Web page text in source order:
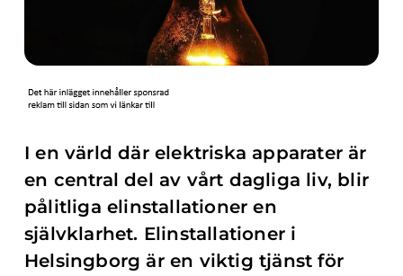
I en värld där elektriska apparater är
en central del av vårt dagliga liv, blir
pålitliga elinstallationer en
självklarhet. Elinstallationer i
Helsingborg är en viktig tjänst för